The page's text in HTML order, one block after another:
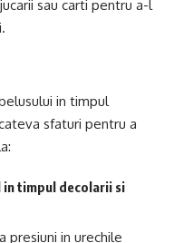
sau carti pentru a-l
in timpul
sfaturi pentru a
in timpul decolarii si
presiuni in urechile